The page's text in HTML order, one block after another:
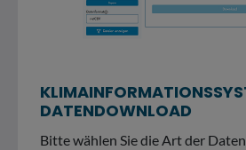
DATENDOWNLOAD
Bitte wählen Sie die Art der